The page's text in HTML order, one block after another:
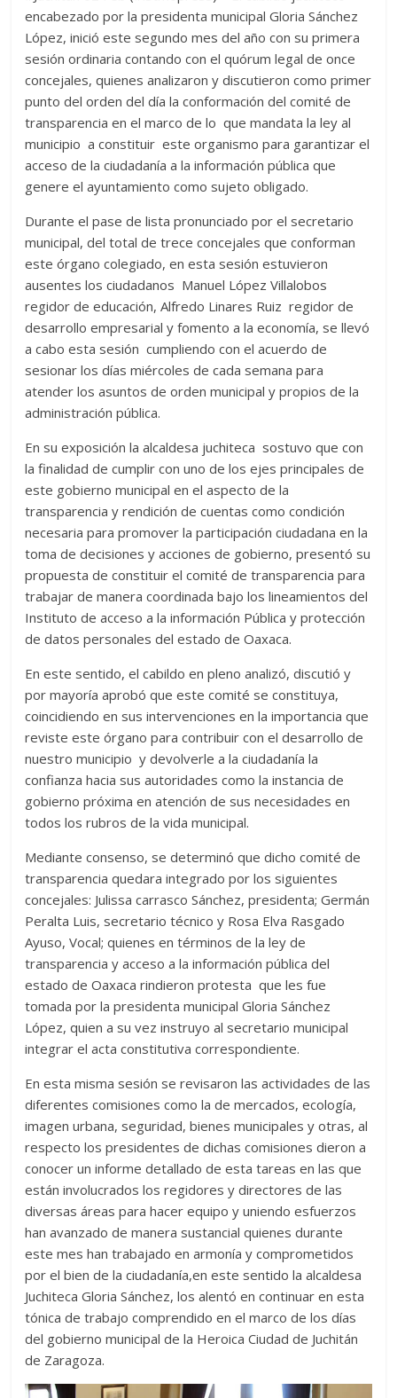
encabezado por la presidenta municipal Gloria Sánchez
López, inició este segundo mes del año con su primera
sesión ordinaria contando con el quórum legal de once
concejales, quienes analizaron y discutieron como primer
punto del orden del día la conformación del comité de
transparencia en el marco de lo que mandata la ley al
municipio a constituir este organismo para garantizar el
acceso de la ciudadanía a la información pública que
genere el ayuntamiento como sujeto obligado.
Durante el pase de lista pronunciado por el secretario
municipal, del total de trece concejales que conforman
este órgano colegiado, en esta sesión estuvieron
ausentes los ciudadanos Manuel López Villalobos
regidor de educación, Alfredo Linares Ruiz regidor de
desarrollo empresarial y fomento a la economía, se llevó
a cabo esta sesión cumpliendo con el acuerdo de
sesionar los días miércoles de cada semana para
atender los asuntos de orden municipal y propios de la
administración pública.
En su exposición la alcaldesa juchiteca sostuvo que con
la finalidad de cumplir con uno de los ejes principales de
este gobierno municipal en el aspecto de la
transparencia y rendición de cuentas como condición
necesaria para promover la participación ciudadana en la
toma de decisiones y acciones de gobierno, presentó su
propuesta de constituir el comité de transparencia para
trabajar de manera coordinada bajo los lineamientos del
Instituto de acceso a la información Pública y protección
de datos personales del estado de Oaxaca.
En este sentido, el cabildo en pleno analizó, discutió y
por mayoría aprobó que este comité se constituya,
coincidiendo en sus intervenciones en la importancia que
reviste este órgano para contribuir con el desarrollo de
nuestro municipio y devolverle a la ciudadanía la
confianza hacia sus autoridades como la instancia de
gobierno próxima en atención de sus necesidades en
todos los rubros de la vida municipal.
Mediante consenso, se determinó que dicho comité de
transparencia quedara integrado por los siguientes
concejales: Julissa carrasco Sánchez, presidenta; Germán
Peralta Luis, secretario técnico y Rosa Elva Rasgado
Ayuso, Vocal; quienes en términos de la ley de
transparencia y acceso a la información pública del
estado de Oaxaca rindieron protesta que les fue
tomada por la presidenta municipal Gloria Sánchez
López, quien a su vez instruyo al secretario municipal
integrar el acta constitutiva correspondiente.
En esta misma sesión se revisaron las actividades de las
diferentes comisiones como la de mercados, ecología,
imagen urbana, seguridad, bienes municipales y otras, al
respecto los presidentes de dichas comisiones dieron a
conocer un informe detallado de esta tareas en las que
están involucrados los regidores y directores de las
diversas áreas para hacer equipo y uniendo esfuerzos
han avanzado de manera sustancial quienes durante
este mes han trabajado en armonía y comprometidos
por el bien de la ciudadanía,en este sentido la alcaldesa
Juchiteca Gloria Sánchez, los alentó en continuar en esta
tónica de trabajo comprendido en el marco de los días
del gobierno municipal de la Heroica Ciudad de Juchitán
de Zaragoza.